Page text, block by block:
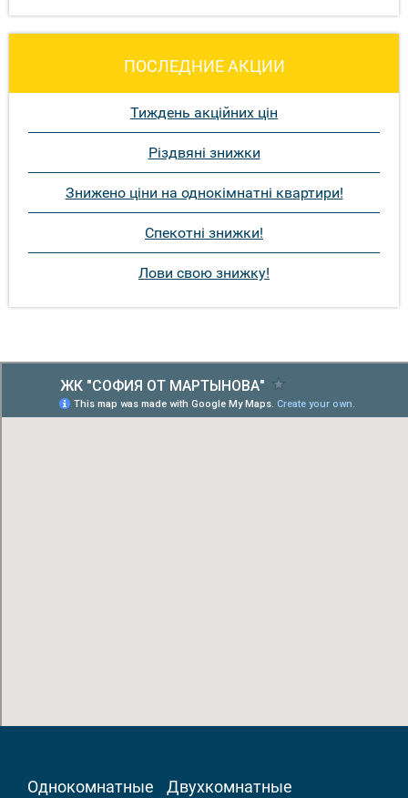
ПОСЛЕДНИЕ АКЦИИ
Тиждень акційних цін
Різдвяні знижки
Знижено ціни на однокімнатні квартири!
Спекотні знижки!
Лови свою знижку!
Однокомнатные Двухкомнатные